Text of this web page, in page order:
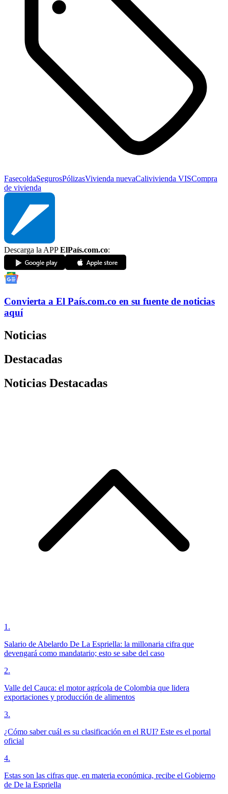
FasecoldaSegurosPólizasVivienda nuevaCalivivienda VISCompra
de vivienda
Descarga la APPElPaís.com.co:
Convierta a El País.com.co en su fuente de noticias
aquí
Noticias
Destacadas
Noticias Destacadas
1 .
Salario de Abelardo De La Espriella: la millonaria cifra que
devengará como mandatario; esto se sabe del caso
2.
Valle del Cauca: el motor agrícola de Colombia que lidera
exportaciones y producción de alimentos
3.
¿Cómo saber cuál es su clasificación en el RUI? Este es el portal
oficial
4.
Estas son las cifras que, en materia económica, recibe el Gobierno
de De la Espriella